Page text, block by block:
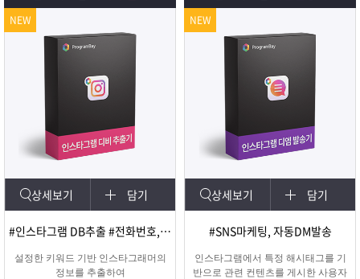
상세보기 담기
#인스타그램 DB추출 #전화번호, 이메일 추출
설정한 키워드 기반 인스타그래머의
정보를 추출하여
NEW
상세보기 담기
#SNS마케팅, 자동DM발송
인스타그램에서 특정 해시태그를 기
반으로 관련 컨텐츠를 게시한 사용자
NEW